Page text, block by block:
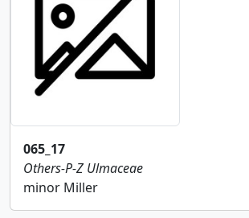
065_17
Others-P-Z Ulmaceae
minor Miller